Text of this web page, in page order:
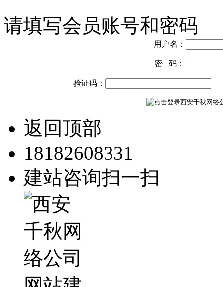
请填写会员账号和密码
用户名：
密 码：
验证码：
返回顶部
18182608331
建站咨询扫一扫